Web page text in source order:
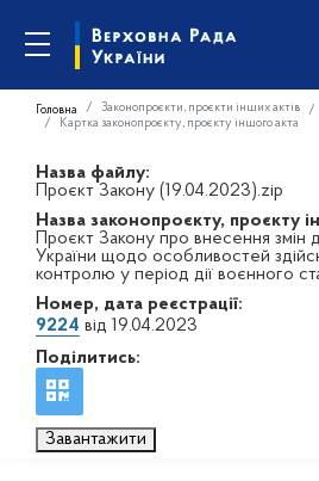
Головна Законопроєкти, проєкти інших актів
Картка законопроєкту, проєкту іншого акта
Назва файлу:
Проєкт Закону (19.04.2023).zip
Назва законопроєкту, проєкту
Проєкт Закону про внесення
України щодо особливостей
контролю у період дії воєнного
Номер, дата реєстрації:
9224 від 19.04.2023
Поділитись:
Завантажити